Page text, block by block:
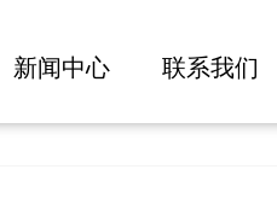
新闻中心 联系我们